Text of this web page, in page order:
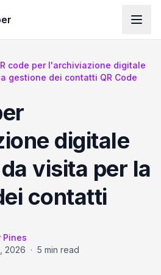
code per l'archiviazione digitale
gestione dei contatti QR Code
digitale
visita per la
contatti
Pines
2026 · 5 min read